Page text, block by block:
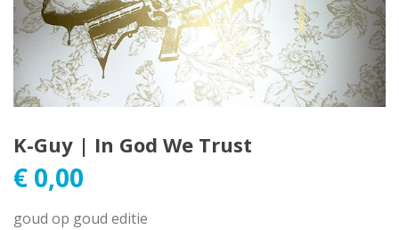
K-Guy | In God We Trust
€ 0,00
goud op goud editie